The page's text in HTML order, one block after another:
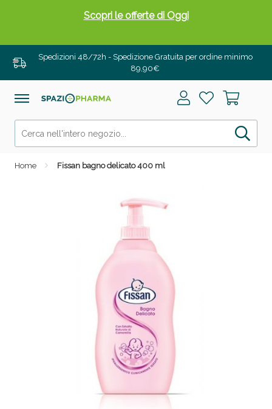
Spedizioni 48/72h - Spedizione Gratuita per ordine minimo
89,90€
Home Fissan bagno delicato 400 ml
Scopri le offerte di Oggi
Drenanti e Pancia Piatta: Sconti fino al 55% validi
solo per OGGI!